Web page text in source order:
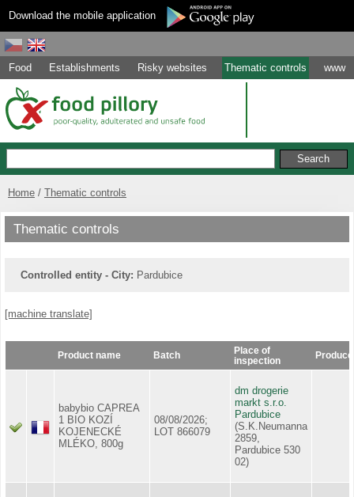
Download the mobile application
Food Establishments Risky websites Thematic controls www
Home Thematic controls
Thematic controls
Controlled entity - City: Pardubice
[machine translate]
Product name Batch
Place of
inspection
babybio CAPREA
1 BIO KOZÍ
KOJENECKÉ
MLÉKO, 800g
08/08/2026;
LOT 866079
dm drogerie
markt s.r.o.
Pardubice
(S.K.Neumanna
2859,
Pardubice 530
02)